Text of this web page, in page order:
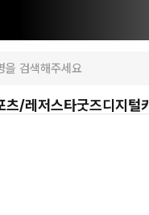
츠/레저스타굿즈디지털